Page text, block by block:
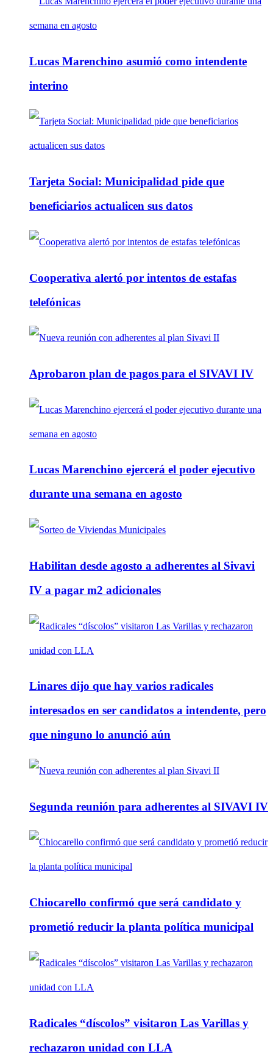
Lucas Marenchino asumió como intendente
interino
Tarjeta Social: Municipalidad pide que
beneficiarios actualicen sus datos
Cooperativa alertó por intentos de estafas
telefónicas
Aprobaron plan de pagos para el SIVAVI IV
Lucas Marenchino ejercerá el poder ejecutivo
durante una semana en agosto
Habilitan desde agosto a adherentes al Sivavi
IV a pagar m2 adicionales
Linares dijo que hay varios radicales
interesados en ser candidatos a intendente, pero
que ninguno lo anunció aún
Segunda reunión para adherentes al SIVAVI IV
Chiocarello confirmó que será candidato y
prometió reducir la planta política municipal
Radicales “díscolos” visitaron Las Varillas y
rechazaron unidad con LLA